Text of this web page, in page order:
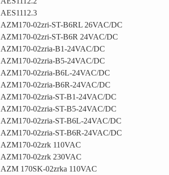
AES1112.3
AZM170-02zri-ST-B6RL 26VAC/DC
AZM170-02zri-ST-B6R 24VAC/DC
AZM170-02zria-B1-24VAC/DC
AZM170-02zria-B5-24VAC/DC
AZM170-02zria-B6L-24VAC/DC
AZM170-02zria-B6R-24VAC/DC
AZM170-02zria-ST-B1-24VAC/DC
AZM170-02zria-ST-B5-24VAC/DC
AZM170-02zria-ST-B6L-24VAC/DC
AZM170-02zria-ST-B6R-24VAC/DC
AZM170-02zrk 110VAC
AZM170-02zrk 230VAC
AZM 170SK-02zrka 110VAC